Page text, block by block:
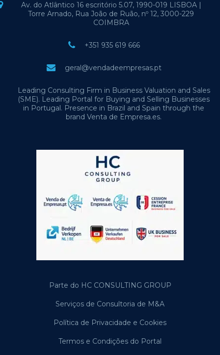
Av. do Atlântico 16 escritório 5.07, 1990-019 LISBOA |
Torre Arnado, Rua João de Ruão, nº 12, 3000-229
COIMBRA
+351 935 619 666
geral@vendadeempresas.pt
Leading Consulting Firm in Business Valuation and Sales
(SME). Leading Portal for Buying and Selling Businesses
in Portugal. Presence in Brazil and Spain through the
brand Venta de Empresa.es.
Parte do HC CONSULTING GROUP
Serviços de Consultoria de M&A
Política de Privacidade e Cookies
Termos e Condições do Portal